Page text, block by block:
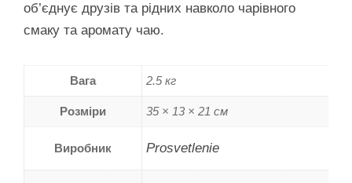
об’єднує друзів та рідних навколо чарівного
смаку та аромату чаю.
Вага 2.5 кг
Розміри 35 × 13 × 21 см
Виробник Prosvetlenie